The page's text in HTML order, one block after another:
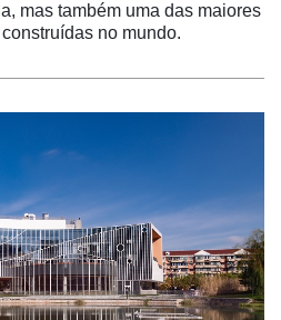
mas também uma das maiores
no mundo.